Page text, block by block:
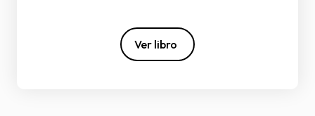
Ver libro